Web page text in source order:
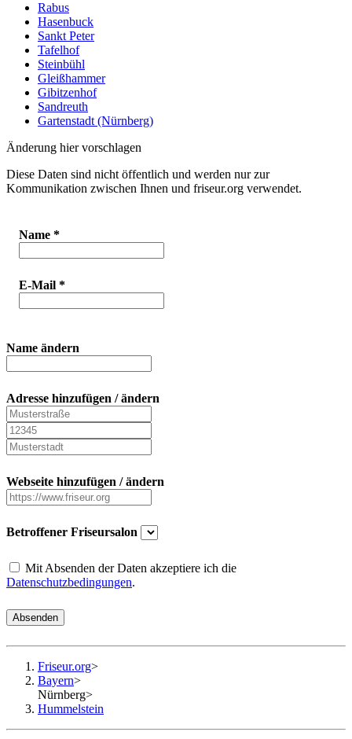
Rabus
Hasenbuck
Sankt Peter
Tafelhof
Steinbühl
Gleißhammer
Gibitzenhof
Sandreuth
Gartenstadt (Nürnberg)
Änderung hier vorschlagen
Diese Daten sind nicht öffentlich und werden nur zur
Kommunikation zwischen Ihnen und friseur.org verwendet.
Name *
E-Mail *
Name ändern
Adresse hinzufügen / ändern
Webseite hinzufügen / ändern
Betroffener Friseursalon
Mit Absenden der Daten akzeptiere ich die
Datenschutzbedingungen.
Absenden
Friseur.org>
Bayern>
Nürnberg>
Hummelstein